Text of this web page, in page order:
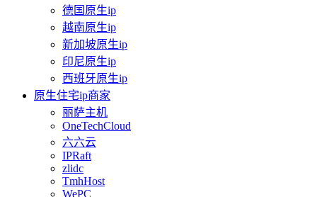
德国原生ip
越南原生ip
新加坡原生ip
印尼原生ip
西班牙原生ip
原生住宅ip商家
丽萨主机
OneTechCloud
六六云
IPRaft
zlidc
TmhHost
WePC